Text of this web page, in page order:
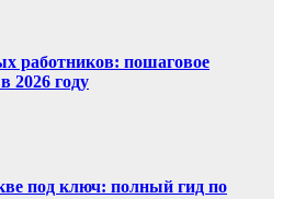
работников: пошаговое
2026 году
под ключ: полный гид по